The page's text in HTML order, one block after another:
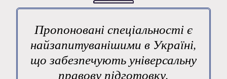
Пропоновані спеціальності є
найзапитуванішими в Україні,
що забезпечують універсальну
правову підготовку.